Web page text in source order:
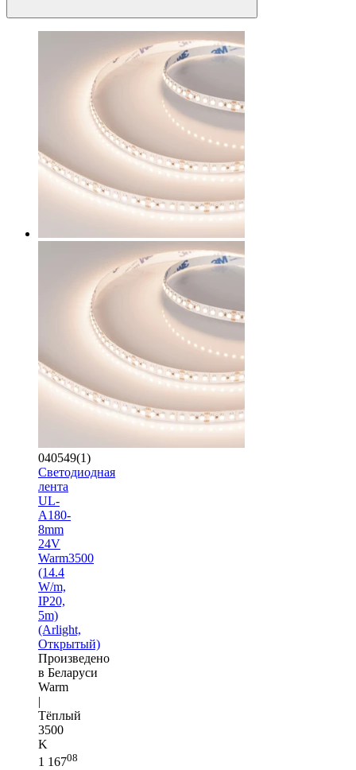
040549(1)
Светодиодная
лента
UL-
A180-
8mm
24V
Warm3500
(14.4
W/m,
IP20,
5m)
(Arlight,
Открытый)
Произведено
в Беларуси
Warm
|
Тёплый
3500
K
1 16708